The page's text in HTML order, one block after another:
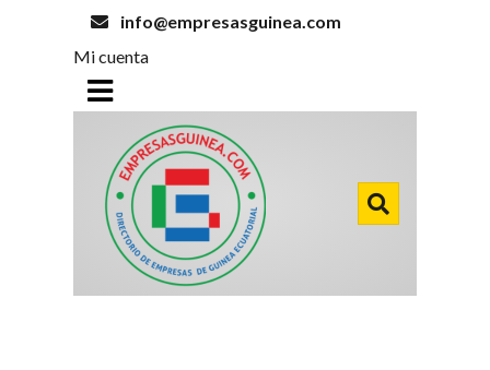
info@empresasguinea.com
Mi cuenta